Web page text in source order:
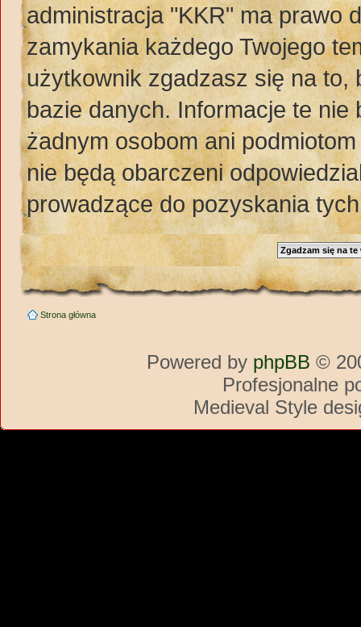
administracja "KKR" ma prawo
zamykania każdego Twojego
użytkownik zgadzasz się na to,
bazie danych. Informacje te
żadnym osobom ani
nie będą obarczeni
prowadzące do pozyskania
Strona główna
Powered by phpBB ©
Profesjonalne
Medieval Style